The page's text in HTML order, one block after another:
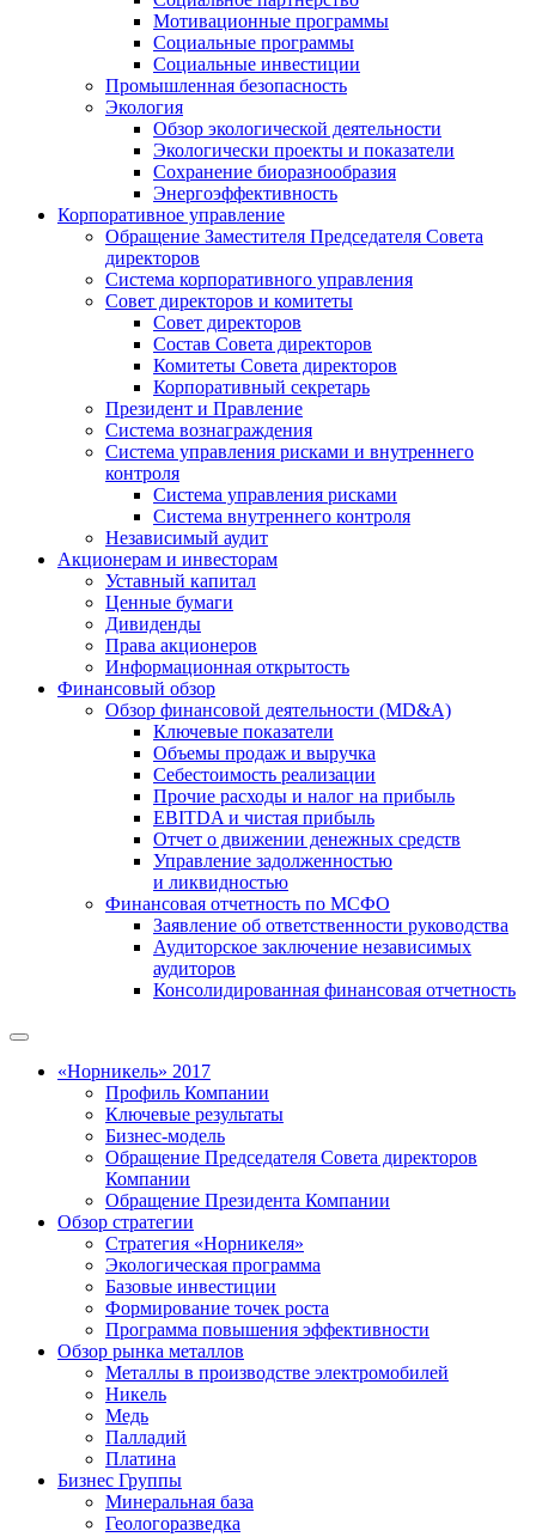
Мотивационные программы
Социальные программы
Социальные инвестиции
Промышленная безопасность
Экология
Обзор экологической деятельности
Экологически проекты и показатели
Сохранение биоразнообразия
Энергоэффективность
Корпоративное управление
Обращение Заместителя Председателя Совета
директоров
Система корпоративного управления
Совет директоров и комитеты
Совет директоров
Состав Совета директоров
Комитеты Совета директоров
Корпоративный секретарь
Президент и Правление
Система вознаграждения
Система управления рисками и внутреннего
контроля
Система управления рисками
Система внутреннего контроля
Независимый аудит
Акционерам и инвесторам
Уставный капитал
Ценные бумаги
Дивиденды
Права акционеров
Информационная открытость
Финансовый обзор
Обзор финансовой деятельности (MD&A)
Ключевые показатели
Объемы продаж и выручка
Себестоимость реализации
Прочие расходы и налог на прибыль
EBITDA и чистая прибыль
Отчет о движении денежных средств
Управление задолженностью
и ликвидностью
Финансовая отчетность по МСФО
Заявление об ответственности руководства
Аудиторское заключение независимых
аудиторов
Консолидированная финансовая отчетность
«Норникель» 2017
Профиль Компании
Ключевые результаты
Бизнес-модель
Обращение Председателя Совета директоров
Компании
Обращение Президента Компании
Обзор стратегии
Стратегия «Норникеля»
Экологическая программа
Базовые инвестиции
Формирование точек роста
Программа повышения эффективности
Обзор рынка металлов
Металлы в производстве электромобилей
Никель
Медь
Палладий
Платина
Бизнес Группы
Минеральная база
Геологоразведка